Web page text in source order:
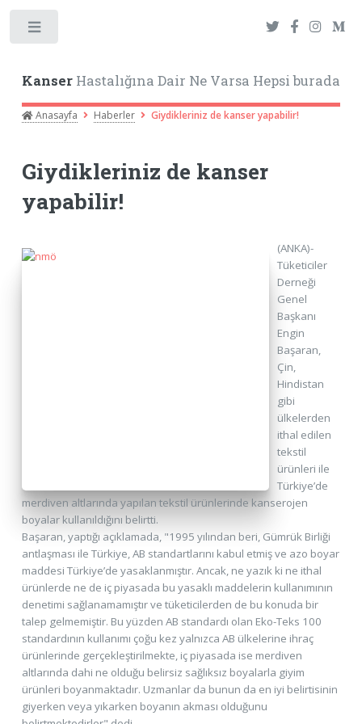
KanserHastalığına Dair Ne Varsa Hepsi burada
Anasayfa Haberler Giydikleriniz de kanser yapabilir!
Giydikleriniz de kanser
yapabilir!
(ANKA)-
Tüketiciler
Derneği
Genel
Başkanı
Engin
Başaran,
Çin,
Hindistan
gibi
ülkelerden
ithal edilen
tekstil
ürünleri ile
Türkiye’de
merdiven altlarında yapılan tekstil ürünlerinde kanserojen
boyalar kullanıldığını belirtti.
Başaran, yaptığı açıklamada, "1995 yılından beri, Gümrük Birliği
antlaşması ile Türkiye, AB standartlarını kabul etmiş ve azo boyar
maddesi Türkiye’de yasaklanmıştır. Ancak, ne yazık ki ne ithal
ürünlerde ne de iç piyasada bu yasaklı maddelerin kullanımının
denetimi sağlanamamıştır ve tüketicilerden de bu konuda bir
talep gelmemiştir. Bu yüzden AB standardı olan Eko-Teks 100
standardının kullanımı çoğu kez yalnızca AB ülkelerine ihraç
ürünlerinde gerçekleştirilmekte, iç piyasada ise merdiven
altlarında dahi ne olduğu belirsiz sağlıksız boyalarla giyim
ürünleri boyanmaktadır. Uzmanlar da bunun da en iyi belirtisinin
giyerken veya yıkarken boyanın akması olduğunu